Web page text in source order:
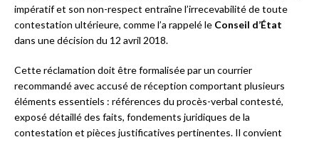
impératif et son non-respect entraîne l’irrecevabilité de toute
contestation ultérieure, comme l’a rappelé le Conseil d’État
dans une décision du 12 avril 2018.
Cette réclamation doit être formalisée par un courrier
recommandé avec accusé de réception comportant plusieurs
éléments essentiels : références du procès-verbal contesté,
exposé détaillé des faits, fondements juridiques de la
contestation et pièces justificatives pertinentes. Il convient